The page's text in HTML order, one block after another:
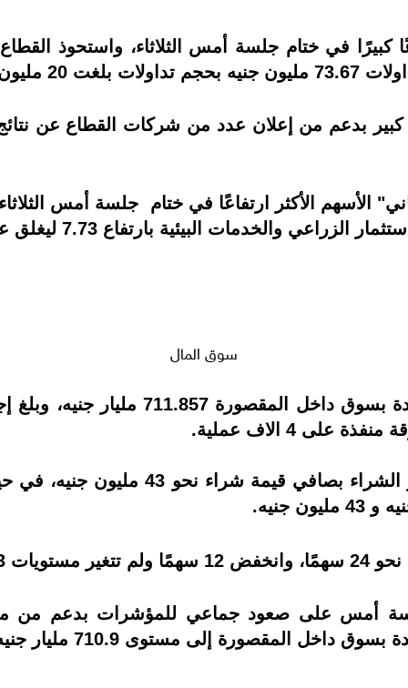
والخدمات البيئية بارتفاع 7.73 ليغلق عند 0.237 جنيه.
سوق المال
واتجهت تعاملات المستثمرين العرب نحو
أمس على صعود جماعي للمؤشرات بدعم من
المقصورة إلى مستوى 710.9 مليار جنيه.